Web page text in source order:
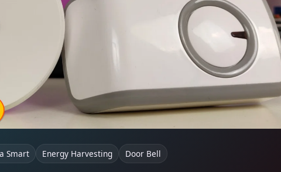
Smart Energy Harvesting Door Bell